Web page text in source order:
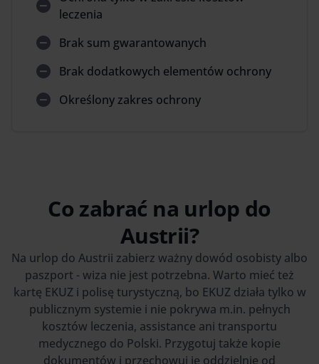
leczenia
Brak sum gwarantowanych
Brak dodatkowych elementów ochrony
Określony zakres ochrony
Co zabrać na urlop do
Austrii?
Na urlop do Austrii zabierz ważny dowód osobisty albo
paszport - wiza nie jest potrzebna. Warto mieć też
kartę EKUZ i polisę turystyczną, bo EKUZ działa tylko w
publicznym systemie i nie pokrywa m.in. pełnych
kosztów leczenia, assistance ani transportu
medycznego do Polski. Przygotuj także kopie
dokumentów i przechowuj je oddzielnie od